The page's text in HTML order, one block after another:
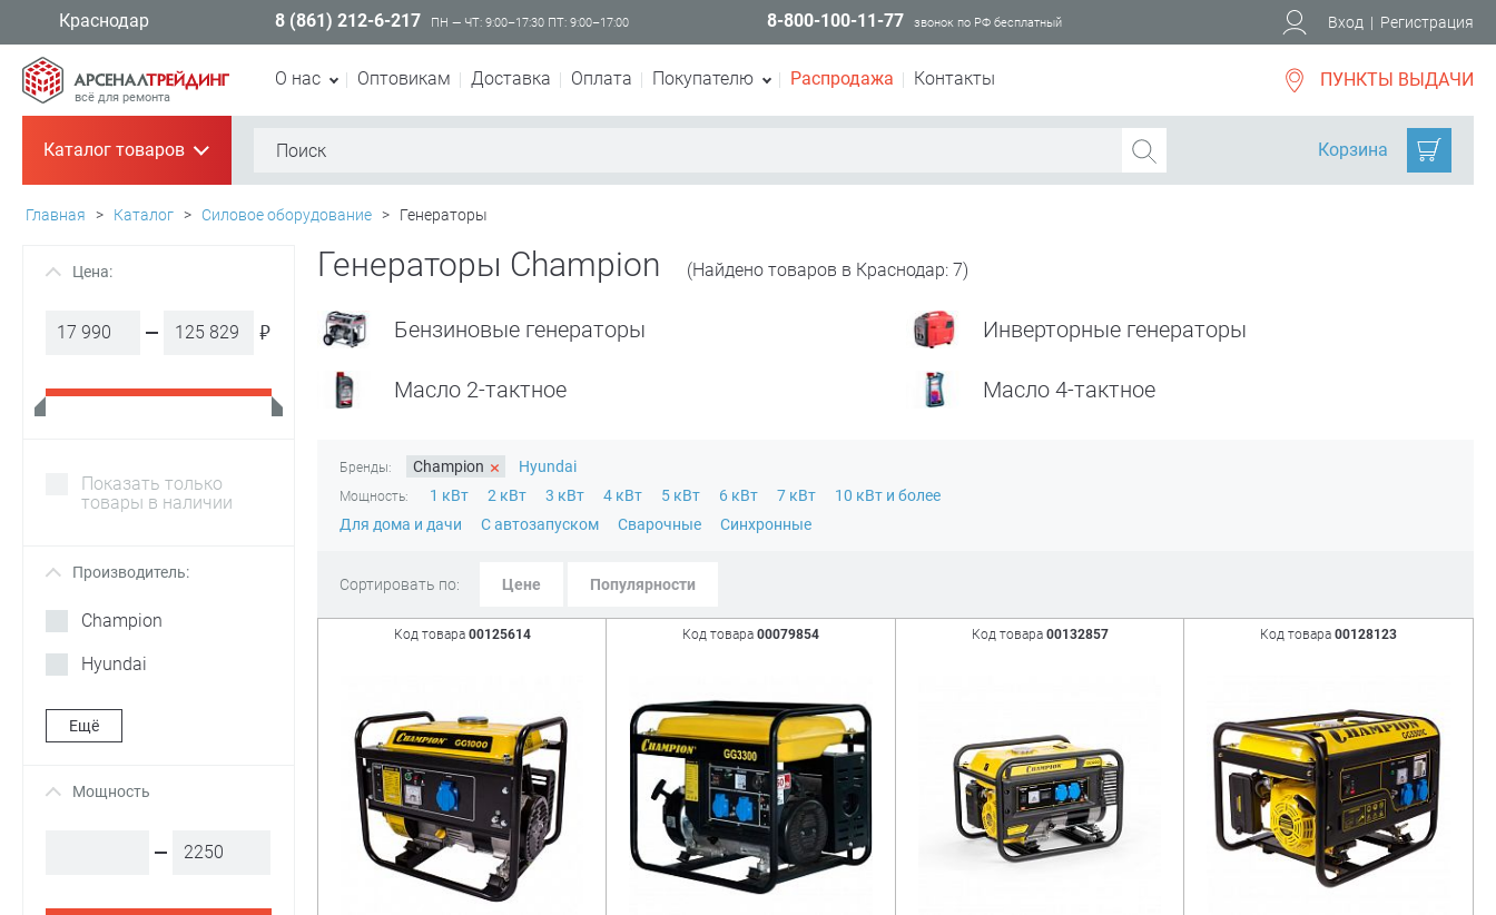
Краснодар 8 (861) 212-6-217 ПН — ЧТ: 9:00–17:30 ПТ: 9:00–17:00 8-800-100-11-77 звонок по РФ бесплатный Вход | Регистрация
всё для ремонта
О нас Оптовикам Доставка Оплата Покупателю Распродажа Контакты ПУНКТЫ ВЫДАЧИ
Каталог товаров+ Корзина
Главная > Каталог > Силовое оборудование > Генераторы
+ Цена:
₽
Показать только
товары в наличии
+ Производитель:
Champion
Hyundai
Ещё
+ Мощность
Генераторы Champion (Найдено товаров в Краснодар: 7)
Бензиновые генераторы Инверторные генераторы
Масло 2-тактное Масло 4-тактное
Бренды: Champion × Hyundai
Мощность: 1 кВт 2 кВт 3 кВт 4 кВт 5 кВт 6 кВт 7 кВт
10 кВт и более
Для дома и дачи
С автозапуском Сварочные Синхронные
Сортировать по: Цене Популярности
Код товара 00125614 Код товара00079854 Код товара 00132857 Код товара00128123